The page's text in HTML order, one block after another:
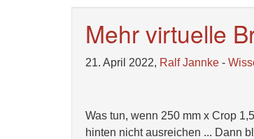
Mehr virtuelle
21. April 2022, Ralf Jannke -
Was tun, wenn 250 mm x Crop
hinten nicht ausreichen ... Dann